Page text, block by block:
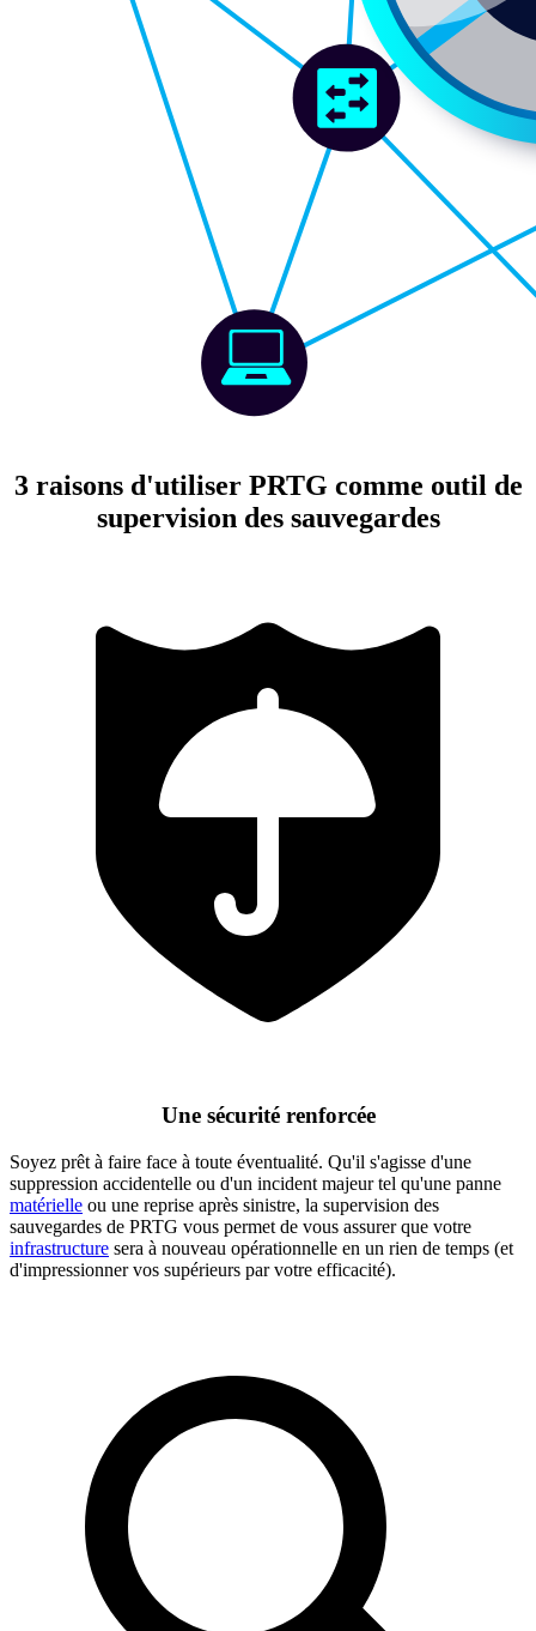
3 raisons d'utiliser PRTG comme outil de
supervision des sauvegardes
Une sécurité renforcée
Soyez prêt à faire face à toute éventualité. Qu'il s'agisse d'une
suppression accidentelle ou d'un incident majeur tel qu'une panne
matérielle ou une reprise après sinistre, la supervision des
sauvegardes de PRTG vous permet de vous assurer que votre
infrastructure sera à nouveau opérationnelle en un rien de temps (et
d'impressionner vos supérieurs par votre efficacité).